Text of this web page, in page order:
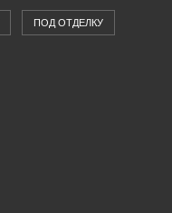
ПОД ОТДЕЛКУ